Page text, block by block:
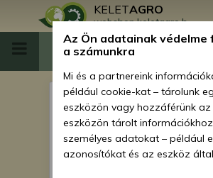
KELETAGRO
webshop.keletagro.hu
Force 108 kanál köröm
Az Ön adatainak védelme
a számunkra
Mi és a partnereink
például cookie-kat – tárolunk
eszközön vagy hozzáférünk az
eszközön tárolt
személyes adatokat – például
azonosítókat és az eszköz